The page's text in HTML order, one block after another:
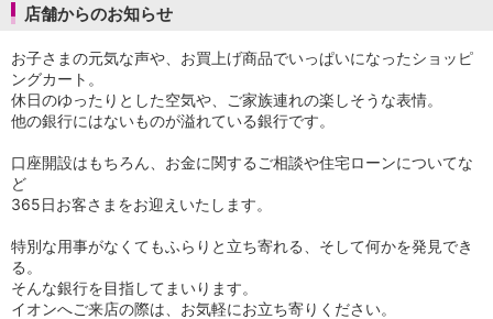
スマホ決済アプリ
サービス
Myステージ
相続・税務のご相談
電子マネーWAON
セキュリティ
インボイス
その他サービス
金利
キャンペーン
店舗・ATM
店舗からのお知らせ
お子さまの元気な声や、お買上げ商品でいっぱいになったショッピ
ングカート。
休日のゆったりとした空気や、ご家族連れの楽しそうな表情。
他の銀行にはないものが溢れている銀行です。
口座開設はもちろん、お金に関するご相談や住宅ローンについてな
ど
365日お客さまをお迎えいたします。
特別な用事がなくてもふらりと立ち寄れる、そして何かを発見でき
る。
そんな銀行を目指してまいります。
イオンへご来店の際は、お気軽にお立ち寄りください。